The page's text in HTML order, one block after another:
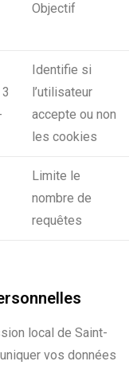
Objectif
Identifie si
l’utilisateur
accepte ou non
les cookies
Limite le
nombre de
requêtes
local de Saint-
vos données